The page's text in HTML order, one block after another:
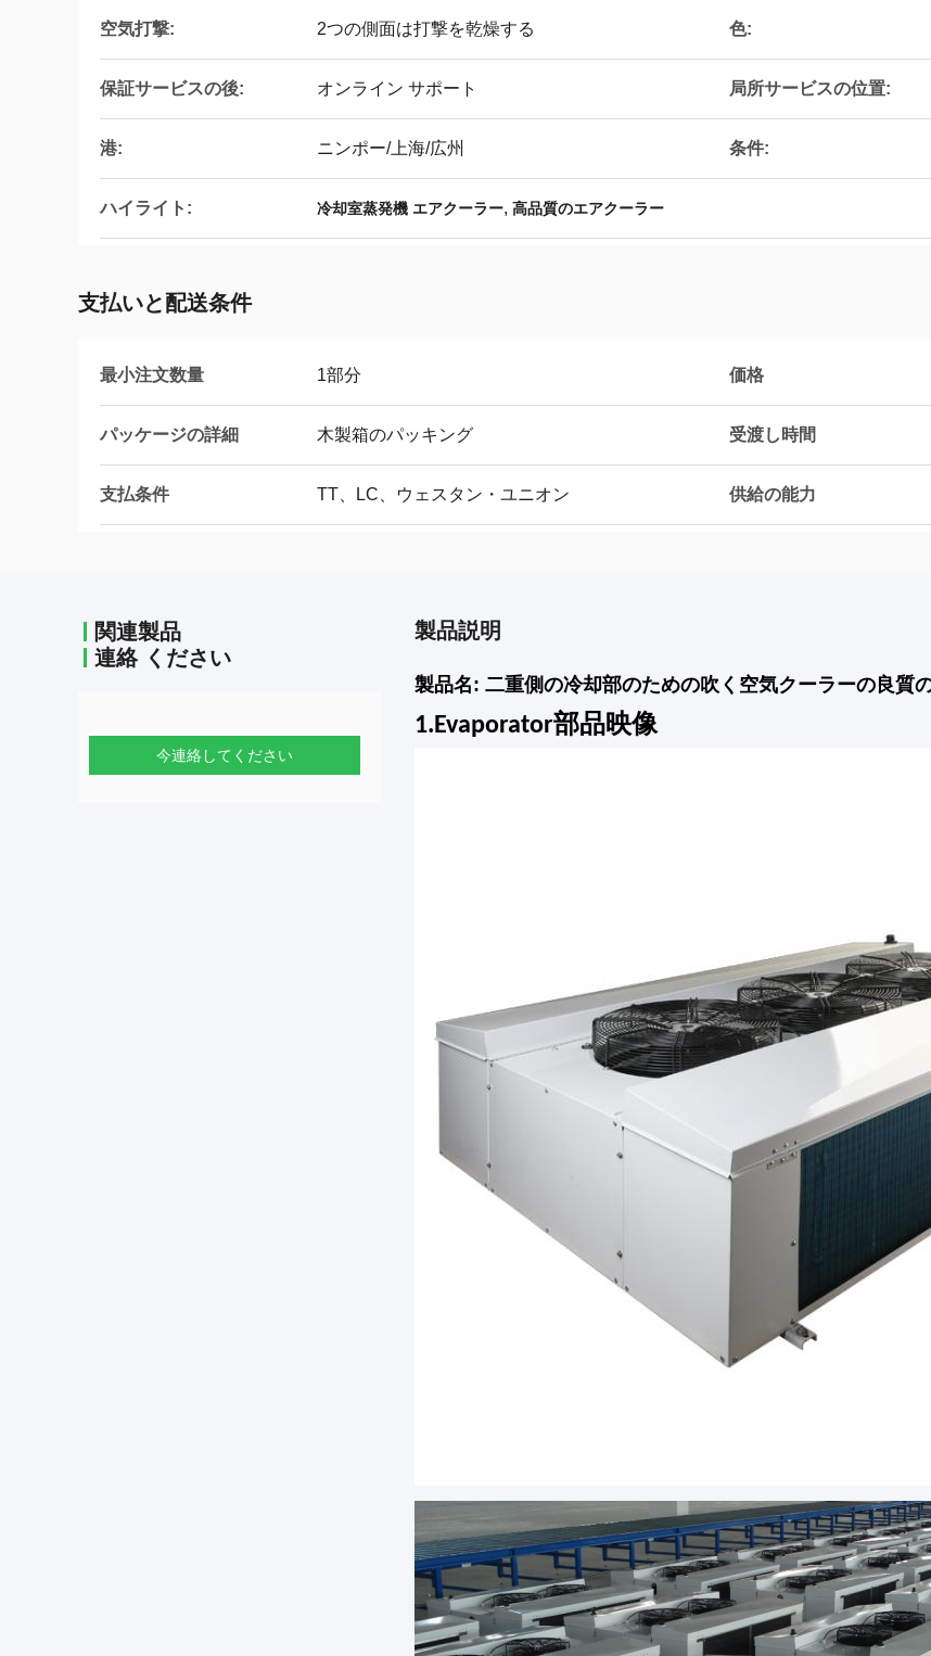
空気打撃: 2つの側面は打撃を乾燥する 色:
保証サービスの後: オンライン サポート 局所サービスの位置:
港: ニンポー/上海/広州 条件:
ハイライト: 冷却室蒸発機 エアクーラー, 高品質のエアクーラー
支払いと配送条件
最小注文数量 1部分 価格
パッケージの詳細 木製箱のパッキング 受渡し時間
支払条件 TT、LC、ウェスタン・ユニオン 供給の能力
関連製品
連絡 ください
今連絡してください
製品説明
製品名: 二重側の冷却部のための吹く空気クーラーの良質
1.Evaporator部品映像